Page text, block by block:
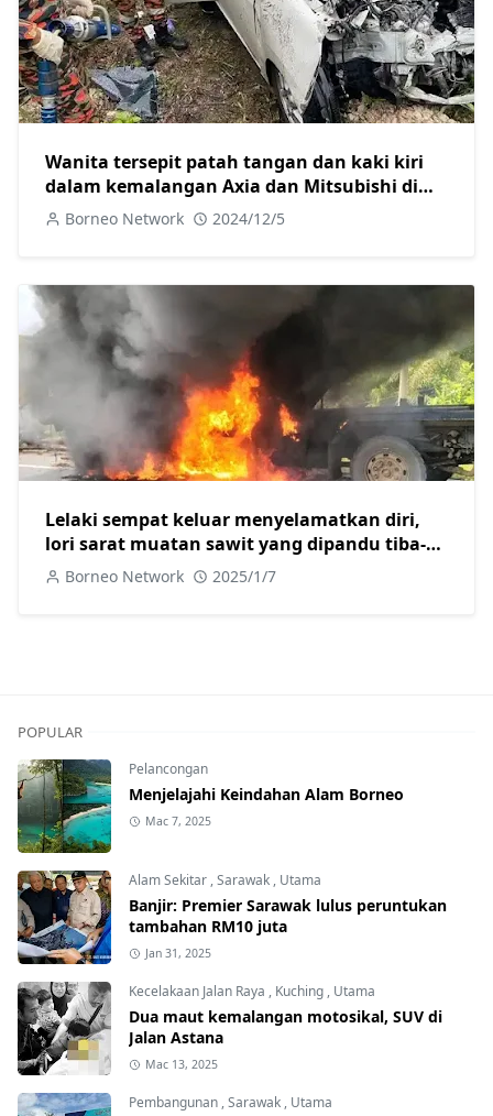
Wanita tersepit patah tangan dan kaki kiri
dalam kemalangan Axia dan Mitsubishi di
Jalan Camar
Borneo Network 2024/12/5
Lelaki sempat keluar menyelamatkan diri,
lori sarat muatan sawit yang dipandu tiba-
tiba terbakar
Borneo Network 2025/1/7
POPULAR
Pelancongan
Menjelajahi Keindahan Alam Borneo
Mac 7, 2025
Alam Sekitar ,Sarawak , Utama
Banjir: Premier Sarawak lulus peruntukan
tambahan RM10 juta
Jan 31, 2025
Kecelakaan Jalan Raya , Kuching , Utama
Dua maut kemalangan motosikal, SUV di
Jalan Astana
Mac 13, 2025
Pembangunan ,Sarawak , Utama